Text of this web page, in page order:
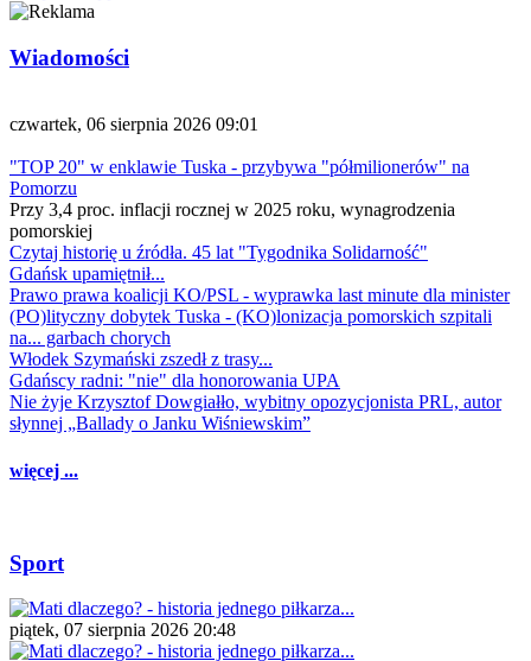
Wiadomości
czwartek, 06 sierpnia 2026 09:01
"TOP 20" w enklawie Tuska - przybywa "półmilionerów" na
Pomorzu
Przy 3,4 proc. inflacji rocznej w 2025 roku, wynagrodzenia
pomorskiej
Czytaj historię u źródła. 45 lat "Tygodnika Solidarność"
Gdańsk upamiętnił...
Prawo prawa koalicji KO/PSL - wyprawka last minute dla minister
(PO)lityczny dobytek Tuska - (KO)lonizacja pomorskich szpitali
na... garbach chorych
Włodek Szymański zszedł z trasy...
Gdańscy radni: "nie" dla honorowania UPA
Nie żyje Krzysztof Dowgiałło, wybitny opozycjonista PRL, autor
słynnej „Ballady o Janku Wiśniewskim”
więcej ...
Sport
piątek, 07 sierpnia 2026 20:48